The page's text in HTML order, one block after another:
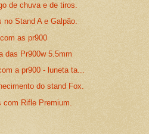
de chuva e de tiros.
no Stand A e Galpão.
as pr900
das Pr900w 5.5mm
a pr900 - luneta ta...
do stand Fox.
Rifle Premium.